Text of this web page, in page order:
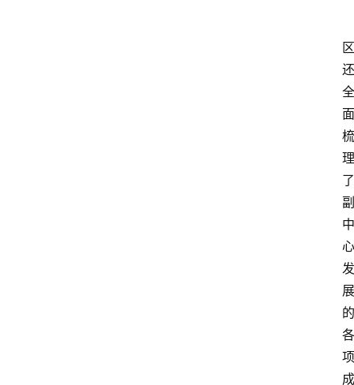
区
还
全
面
梳
理
了
副
中
心
发
展
的
各
项
成